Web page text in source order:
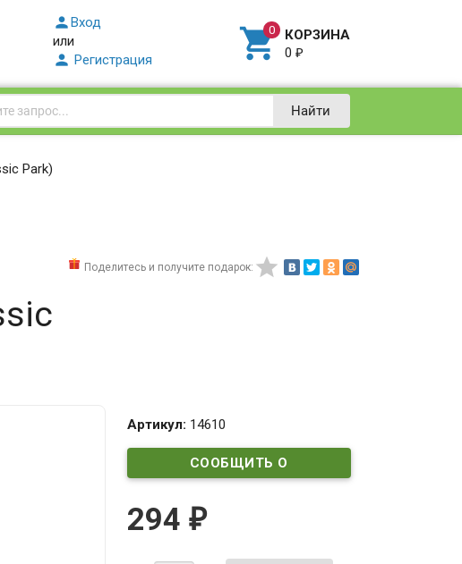
Вход
или
 Регистрация  КОРЗИНА
0₽
Найти
Park)
Поделитесь и получите подарок: 
Артикул: 14610
СООБЩИТЬ О
294 ₽